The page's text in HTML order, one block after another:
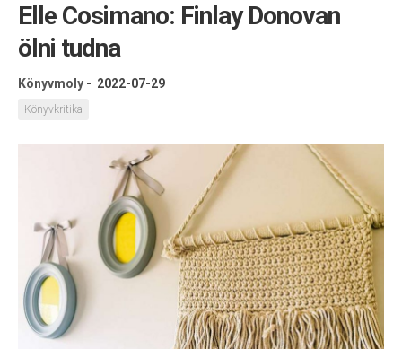
Könyvajánló
Kapcsolat
Olvasó sarok
Elle Cosimano: Finlay Donovan
ölni tudna
Könyvmoly - 2022-07-29
Könyvkritika